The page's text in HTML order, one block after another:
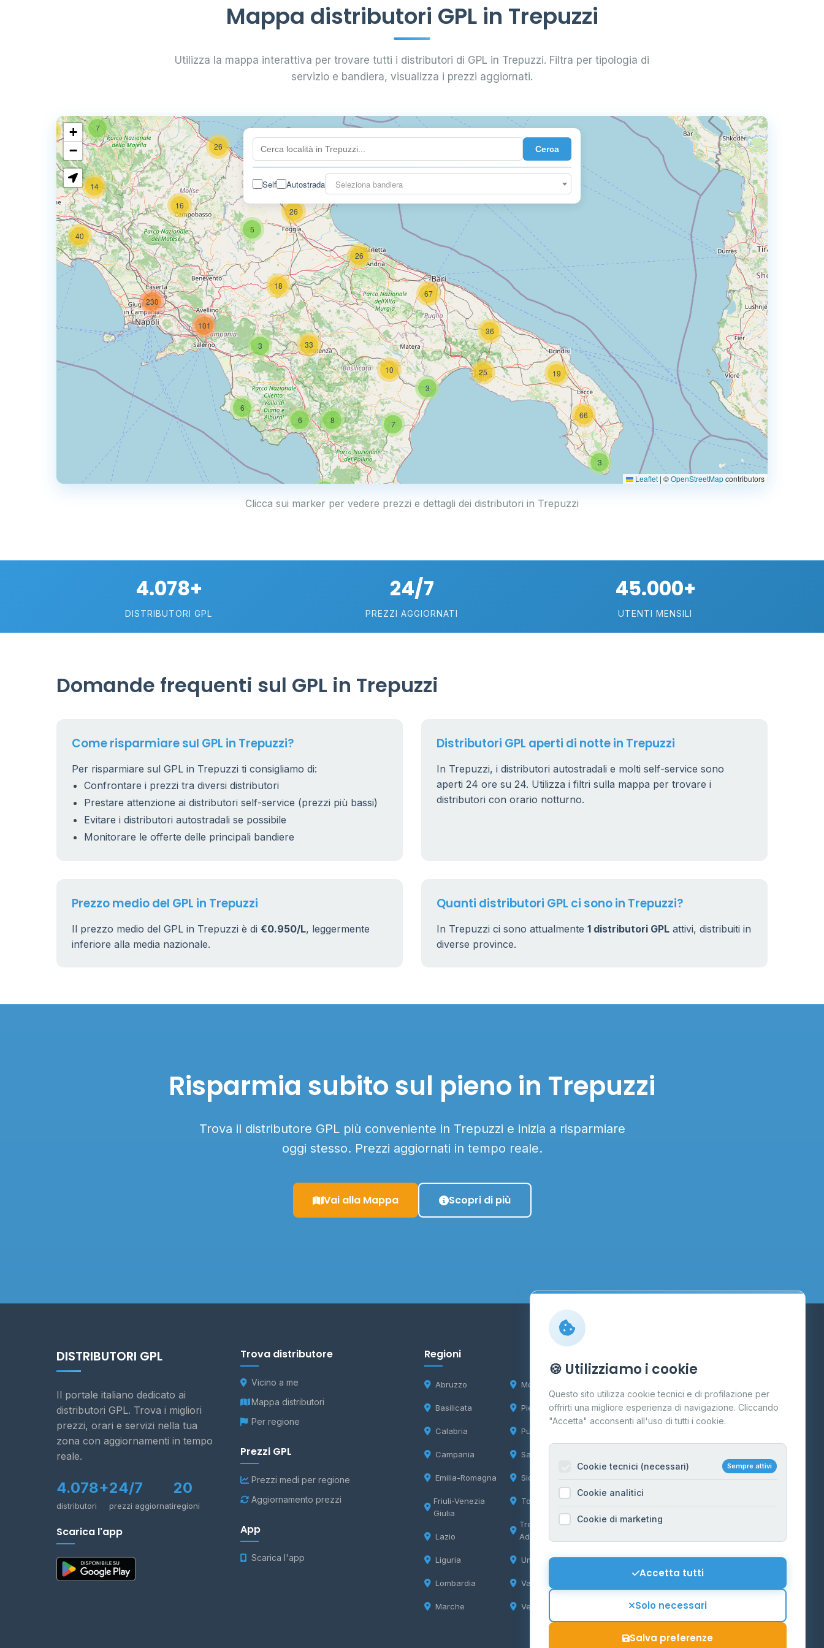
Mappa distributori GPL in Trepuzzi
Utilizza la mappa interattiva per trovare tutti i distributori di GPL in Trepuzzi. Filtra per tipologia di
servizio e bandiera, visualizza i prezzi aggiornati.
Cerca
Self Autostrada Seleziona bandiera
6 53
22
3
66
5
14
26
16
7
40
101
230
6
6
15
7
8
3
10
2
3 33
18
25 19
36
26
26
67
+
−
Leaflet | ©OpenStreetMapcontributors
Clicca sui marker per vedere prezzi e dettagli dei distributori in Trepuzzi
4.078+
DISTRIBUTORI GPL
24/7
PREZZI AGGIORNATI
45.000+
UTENTI MENSILI
Domande frequenti sul GPL in Trepuzzi
Come risparmiare sul GPL in Trepuzzi?
Per risparmiare sul GPL in Trepuzzi ti consigliamo di:
Confrontare i prezzi tra diversi distributori
Prestare attenzione ai distributori self-service (prezzi più bassi)
Evitare i distributori autostradali se possibile
Monitorare le offerte delle principali bandiere
Distributori GPL aperti di notte in Trepuzzi
In Trepuzzi, i distributori autostradali e molti self-service sono
aperti 24 ore su 24. Utilizza i filtri sulla mappa per trovare i
distributori con orario notturno.
Prezzo medio del GPL in Trepuzzi
Il prezzo medio del GPL in Trepuzzi è di €0.950/L, leggermente
inferiore alla media nazionale.
Quanti distributori GPL ci sono in Trepuzzi?
In Trepuzzi ci sono attualmente 1 distributori GPL attivi, distribuiti in
diverse province.
Risparmia subito sul pieno in Trepuzzi
Trova il distributore GPL più conveniente in Trepuzzi e inizia a risparmiare
oggi stesso. Prezzi aggiornati in tempo reale.
Vai alla Mappa Scopri di più
DISTRIBUTORI GPL
Il portale italiano dedicato ai
distributori GPL. Trova i migliori
prezzi, orari e servizi nella tua
zona con aggiornamenti in tempo
reale.
4.078+
distributori
24/7
prezzi aggiornati
20
regioni
Scarica l'app
Trova distributore
Vicino a me
Mappa distributori
Per regione
Prezzi GPL
Prezzi medi per regione
Aggiornamento prezzi
App
Scarica l'app
Regioni
Abruzzo
Basilicata
Calabria
Campania
Emilia-Romagna
Friuli-Venezia
Giulia
Lazio
Liguria
Lombardia
Marche
Molise
Piemonte
Puglia
Sardegna
Sicilia
Toscana
Trentino-Alto
Adige
Umbria
Valle d'Aosta
Veneto
Contatti
Per gestori
Informazioni legali
Privacy Policy
Cookie Policy
Mappa del sito
Contattaci
🍪 Utilizziamo i cookie
Questo sito utilizza cookie tecnici e di profilazione per
offrirti una migliore esperienza di navigazione. Cliccando
"Accetta" acconsenti all'uso di tutti i cookie.
Cookie tecnici (necessari) Sempre attivi
Cookie analitici
Cookie di marketing
Accetta tutti
Solo necessari
Salva preferenze